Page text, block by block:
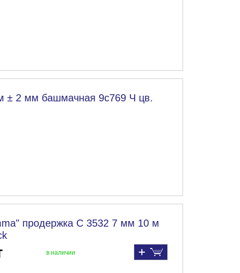
± 2 мм башмачная 9с769 Ч цв.
продержка С 3532 7 мм 10 м
в наличии